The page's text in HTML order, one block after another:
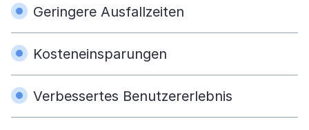
Geringere Ausfallzeiten
Kosteneinsparungen
Verbessertes Benutzererlebnis